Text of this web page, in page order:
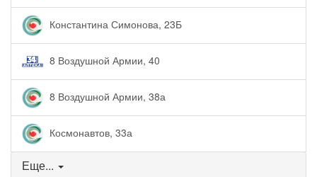
Константина Симонова, 23Б
8 Воздушной Армии, 40
8 Воздушной Армии, 38а
Космонавтов, 33а
Еще...